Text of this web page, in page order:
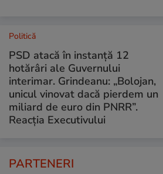
Politică
PSD atacă în instanță 12
hotărâri ale Guvernului
interimar. Grindeanu: „Bolojan,
unicul vinovat dacă pierdem un
miliard de euro din PNRR”.
Reacția Executivului
PARTENERI